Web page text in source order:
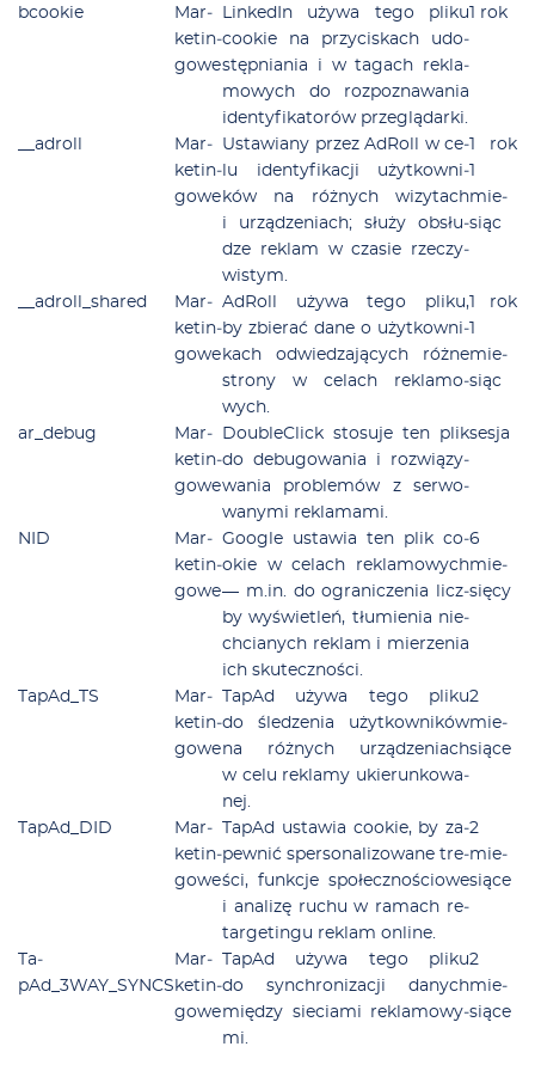
bco­okie
Mar­
ke­tin­
go­we
Lin­ke­dIn uży­wa te­go pli­ku
co­okie na przy­ci­skach udo­
stęp­nia­nia i w ta­gach re­kla­
mo­wych do roz­po­zna­wa­nia
iden­ty­fi­ka­to­rów prze­glą­dar­ki.
1 rok
__a­droll
Mar­
ke­tin­
go­we
Usta­wia­ny przez AdRoll w ce­
lu iden­ty­fi­ka­cji użyt­kow­ni­
ków na róż­nych wi­zy­tach
i urzą­dze­niach; słu­ży ob­słu­
dze re­klam w cza­sie rze­czy­
wi­stym.
1 rok
1
mie­
siąc
__a­drol­l_sha­red
Mar­
ke­tin­
go­we
AdRoll uży­wa te­go pli­ku,
by zbie­rać da­ne o użyt­kow­ni­
kach od­wie­dza­ją­cych róż­ne
stro­ny w ce­lach re­kla­mo­
wych.
1 rok
1
mie­
siąc
ar_de­bug
Mar­
ke­tin­
go­we
Do­uble­Click sto­su­je ten plik
do de­bu­go­wa­nia i roz­wią­zy­
wa­nia pro­ble­mów z ser­wo­
wa­ny­mi re­kla­ma­mi.
se­sja
NID
Mar­
ke­tin­
go­we
Go­ogle usta­wia ten plik co­
okie w ce­lach re­kla­mo­wych
— m.in. do ogra­ni­cze­nia licz­
by wy­świe­tleń, tłu­mie­nia nie­
chcia­nych re­klam i mie­rze­nia
ich sku­tecz­no­ści.
6
mie­
się­cy
Ta­pAd_TS
Mar­
ke­tin­
go­we
Ta­pAd uży­wa te­go pli­ku
do śle­dze­nia użyt­kow­ni­ków
na róż­nych urzą­dze­niach
w ce­lu re­kla­my ukie­run­ko­wa­
nej.
2
mie­
sią­ce
Ta­pAd_DID
Mar­
ke­tin­
go­we
Ta­pAd usta­wia co­okie, by za­
pew­nić sper­so­na­li­zo­wa­ne tre­
ści, funk­cje spo­łecz­no­ścio­we
i ana­li­zę ru­chu w ra­mach re­
tar­ge­tin­gu re­klam on­li­ne.
2
mie­
sią­ce
Ta­
pAd_3WAY_SYNCS
Mar­
ke­tin­
go­we
Ta­pAd uży­wa te­go pli­ku
do syn­ch­ro­ni­za­cji da­nych
mię­dzy sie­cia­mi re­kla­mo­wy­
mi.
2
mie­
sią­ce